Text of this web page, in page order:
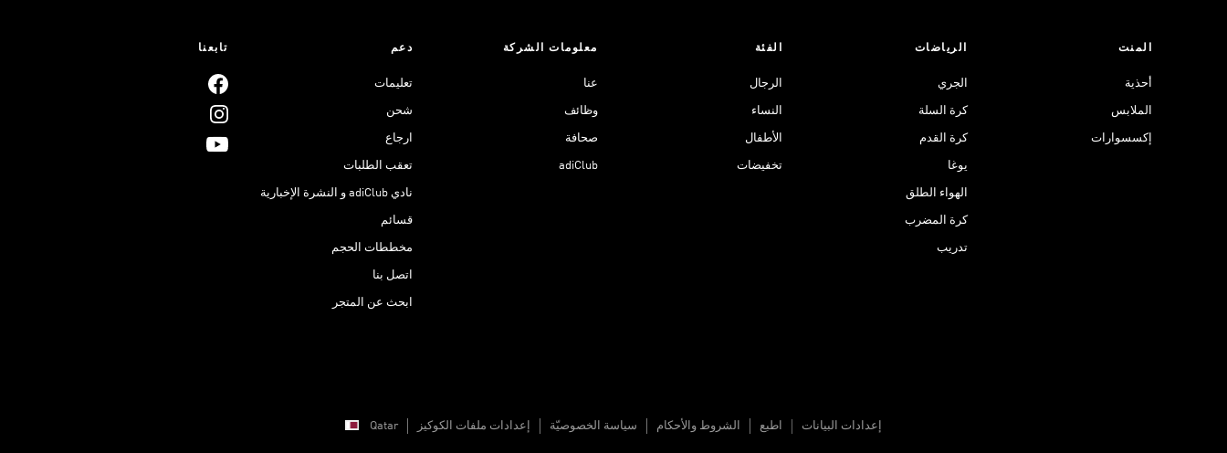
المنت
أحذية
الملابس
إكسسوارات
الرياضات
الجري
كرة السلة
كرة القدم
يوغا
الهواء الطلق
كرة المضرب
تدريب
الفئة
الرجال
النساء
الأطفال
تخفيضات
معلومات الشركة
عنا
وظائف
صحافة
adiClub
دعم
تعليمات
شحن
ارجاع
تعقب الطلبات
نادي adiClub و النشرة الإخبارية
قسائم
مخططات الحجم
اتصل بنا
ابحث عن المتجر
تابعنا
إعدادات البيانات Qatar إعدادات ملفات الكوكيز سياسة الخصوصيّة الشروط والأحكام اطبع